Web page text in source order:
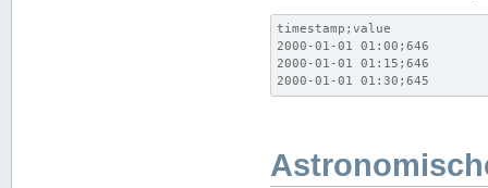
timestamp;value
2000-01-01 01:00;646
2000-01-01 01:15;646
2000-01-01 01:30;645